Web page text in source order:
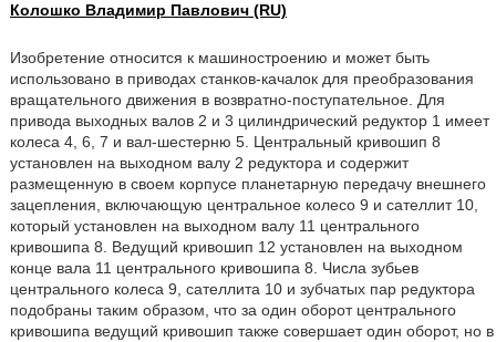
Колошко Владимир Павлович (RU)
Изобретение относится к машиностроению и может быть
использовано в приводах станков-качалок для преобразования
вращательного движения в возвратно-поступательное. Для
привода выходных валов 2 и 3 цилиндрический редуктор 1 имеет
колеса 4, 6, 7 и вал-шестерню 5. Центральный кривошип 8
установлен на выходном валу 2 редуктора и содержит
размещенную в своем корпусе планетарную передачу внешнего
зацепления, включающую центральное колесо 9 и сателлит 10,
который установлен на выходном валу 11 центрального
кривошипа 8. Ведущий кривошип 12 установлен на выходном
конце вала 11 центрального кривошипа 8. Числа зубьев
центрального колеса 9, сателлита 10 и зубчатых пар редуктора
подобраны таким образом, что за один оборот центрального
кривошипа ведущий кривошип также совершает один оборот, но в